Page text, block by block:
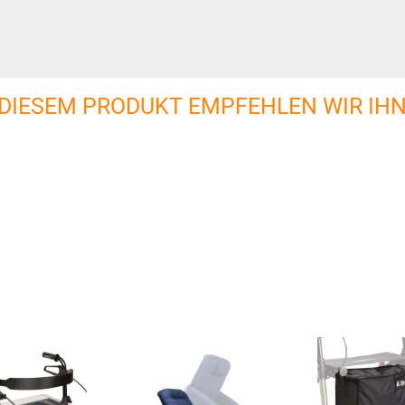
PRODUKT EMPFEHLEN WIR